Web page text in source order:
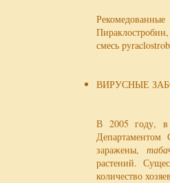
смесь
ВИРУСНЫЕ
В 2005 году, в
заражены,
растений.
количество